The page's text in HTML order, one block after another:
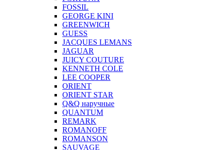
FOSSIL
GEORGE KINI
GREENWICH
GUESS
JACQUES LEMANS
JAGUAR
JUICY COUTURE
KENNETH COLE
LEE COOPER
ORIENT
ORIENT STAR
Q&Q наручные
QUANTUM
REMARK
ROMANOFF
ROMANSON
SAUVAGE